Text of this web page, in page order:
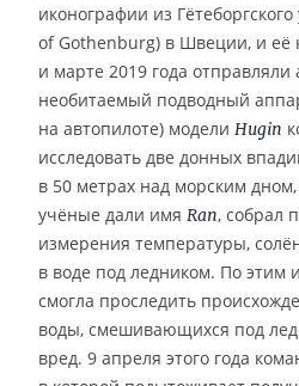
иконографии из
of Gothenburg) в Швеции, и её
и марте 2019 года
необитаемый подводный
на автопилоте) модели Hugin
исследовать две донных
в 50 метрах над морским
учёные дали имя Ran, собрал
измерения температуры,
в воде под ледником. По этим
смогла проследить
воды, смешивающихся под
вред. 9 апреля этого года